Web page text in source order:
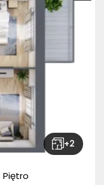
+2
Piętro